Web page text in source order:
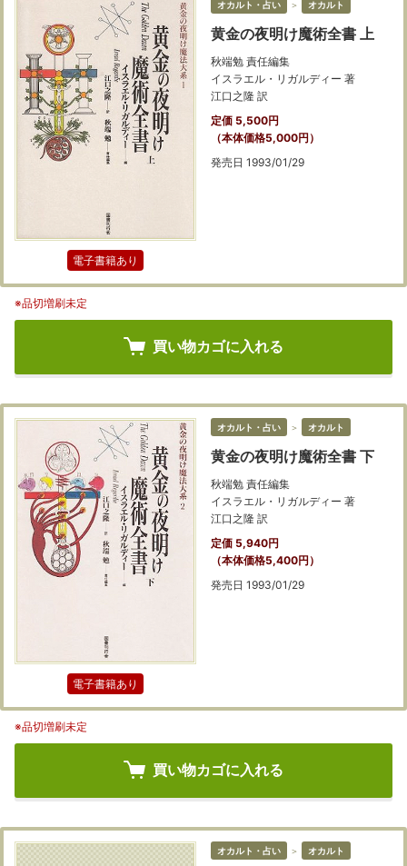
電子書籍あり
オカルト・占い ＞ オカルト
黄金の夜明け魔術全書 上
秋端勉 責任編集
イスラエル・リガルディー 著
江口之隆 訳
定価 5,500円
（本体価格5,000円）
発売日 1993/01/29
※品切増刷未定
買い物カゴに入れる
電子書籍あり
オカルト・占い ＞ オカルト
黄金の夜明け魔術全書 下
秋端勉 責任編集
イスラエル・リガルディー 著
江口之隆 訳
定価 5,940円
（本体価格5,400円）
発売日 1993/01/29
※品切増刷未定
買い物カゴに入れる
オカルト・占い ＞ オカルト